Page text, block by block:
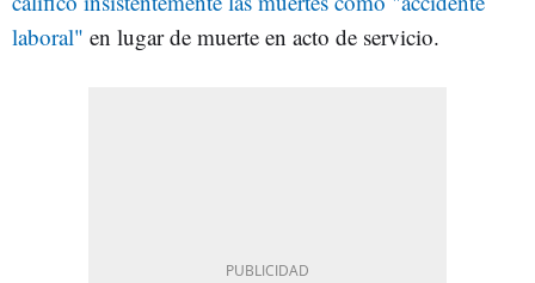
laboral" en lugar de muerte en acto de servicio.